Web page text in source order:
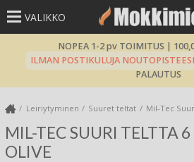
VALIKKO
NOPEA 1-2 pv TOIMITUS |
ILMAN POSTIKULUJA
PALAUTUS
Leiriytyminen Suuret teltat Mil-Tec
MIL-TEC SUURI TELTTA
OLIVE